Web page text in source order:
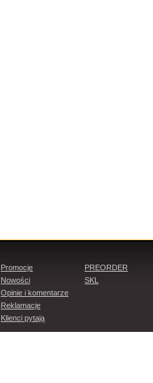
Promocje
Nowości
Opinie i komentarze
Reklamacje
Klienci pytają
PREORDER
SKL